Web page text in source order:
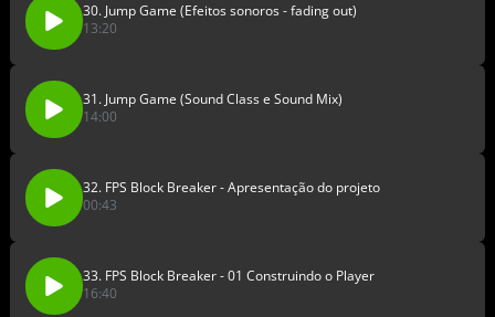
30. Jump Game (Efeitos sonoros - fading out)
13:20
31. Jump Game (Sound Class e Sound Mix)
14:00
32. FPS Block Breaker - Apresentação do projeto
00:43
33. FPS Block Breaker - 01 Construindo o Player
16:40